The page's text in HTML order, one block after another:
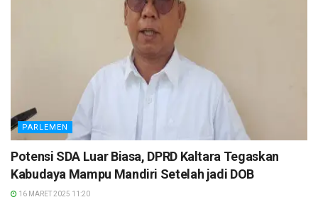
PARLEMEN
Potensi SDA Luar Biasa, DPRD Kaltara Tegaskan
Kabudaya Mampu Mandiri Setelah jadi DOB
16 MARET 2025 11:20